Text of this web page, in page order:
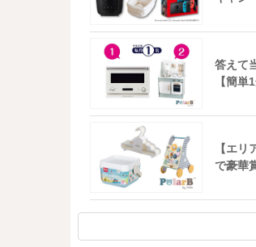
答えて
【簡
【エ
で豪華